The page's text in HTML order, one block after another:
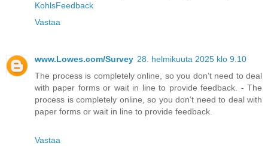
KohlsFeedback
Vastaa
www.Lowes.com/Survey 28. helmikuuta 2025 klo 9.10
The process is completely online, so you don’t need to deal
with paper forms or wait in line to provide feedback. - The
process is completely online, so you don’t need to deal with
paper forms or wait in line to provide feedback.
Vastaa